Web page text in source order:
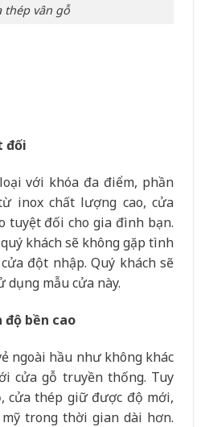
thép vân gỗ
đối
với khóa đa điểm, phần
inox chất lượng cao, cửa
tuyệt đối cho gia đình bạn.
khách sẽ không gặp tình
đột nhập. Quý khách sẽ
dụng mẫu cửa này.
bền cao
ngoài hầu như không khác
cửa gỗ truyền thống. Tuy
cửa thép giữ được độ mới,
trong thời gian dài hơn.